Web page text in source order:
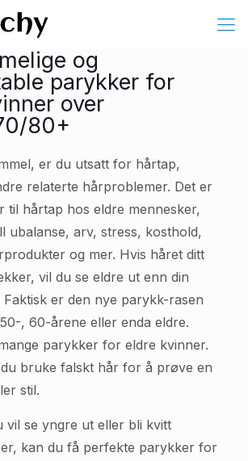
og
parykker for
over
80+
er du utsatt for hårtap,
relaterte hårproblemer. Det er
til hårtap hos eldre mennesker,
ubalanse, arv, stress, kosthold,
og mer. Hvis håret ditt
vil du se eldre ut enn din
Faktisk er den nye parykk-rasen
, 60-årene eller enda eldre.
parykker for eldre kvinner.
bruke falskt hår for å prøve en
stil.
vil se yngre ut eller bli kvitt
kan du få perfekte parykker for